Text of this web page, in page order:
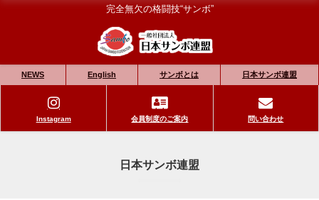
完全無欠の格闘技“サンボ”
NEWS English サンボとは 日本サンボ連盟
Instagram 会員制度のご案内 問い合わせ
日本サンボ連盟